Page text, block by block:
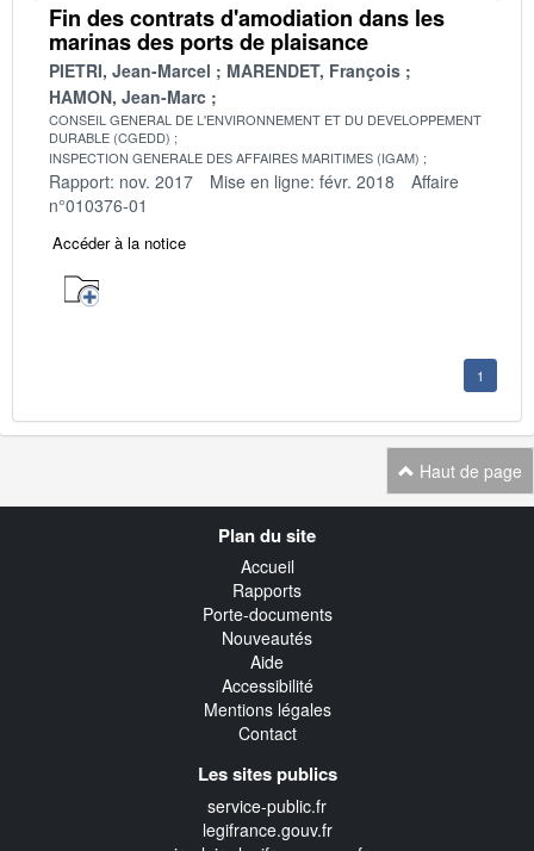
Fin des contrats d'amodiation dans les
marinas des ports de plaisance
PIETRI, Jean-Marcel
MARENDET, François
HAMON, Jean-Marc
CONSEIL GENERAL DE L'ENVIRONNEMENT ET DU DEVELOPPEMENT
DURABLE (CGEDD)
INSPECTION GENERALE DES AFFAIRES MARITIMES (IGAM)
Rapport: nov. 2017 Mise en ligne: févr. 2018
Affaire
n°010376-01
Accéder à la notice
1
Haut de page
Plan du site
Accueil
Rapports
Porte-documents
Nouveautés
Aide
Accessibilité
Mentions légales
Contact
Les sites publics
service-public.fr
legifrance.gouv.fr